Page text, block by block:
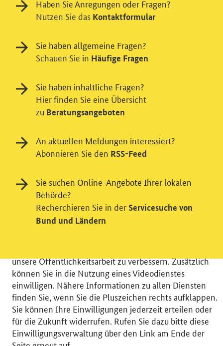
© 2026 Bundesministerium für Wirtschaft und Energie
RSS
Benutzerhinweise
Inhaltsverzeichnis
Impressum
Barrierefreiheit
Datenschutz
Einwilligung in Tracking und / oder
Videodienst
Wir bitten Sie an dieser Stelle um Ihre Einwilligung für
verschiedene Zusatzdienste unserer Webseite: Wir
unsere Öffentlichkeitsarbeit zu verbessern. Zusätzlich
können Sie in die Nutzung eines Videodienstes
einwilligen. Nähere Informationen zu allen Diensten
finden Sie, wenn Sie die Pluszeichen rechts aufklappen.
Sie können Ihre Einwilligungen jederzeit erteilen oder
für die Zukunft widerrufen. Rufen Sie dazu bitte diese
Einwilligungsverwaltung über den Link am Ende der
Haben Sie Anregungen oder Fragen?
Nutzen Sie das Kontaktformular
Sie haben allgemeine Fragen?
Schauen Sie in Häufige Fragen
Sie haben inhaltliche Fragen?
Hier finden Sie eine Übersicht
zu Beratungsangeboten
An aktuellen Meldungen interessiert?
Abonnieren Sie den RSS-Feed
Sie suchen Online-Angebote Ihrer lokalen
Behörde?
Recherchieren Sie in der Servicesuche von
Bund und Ländern